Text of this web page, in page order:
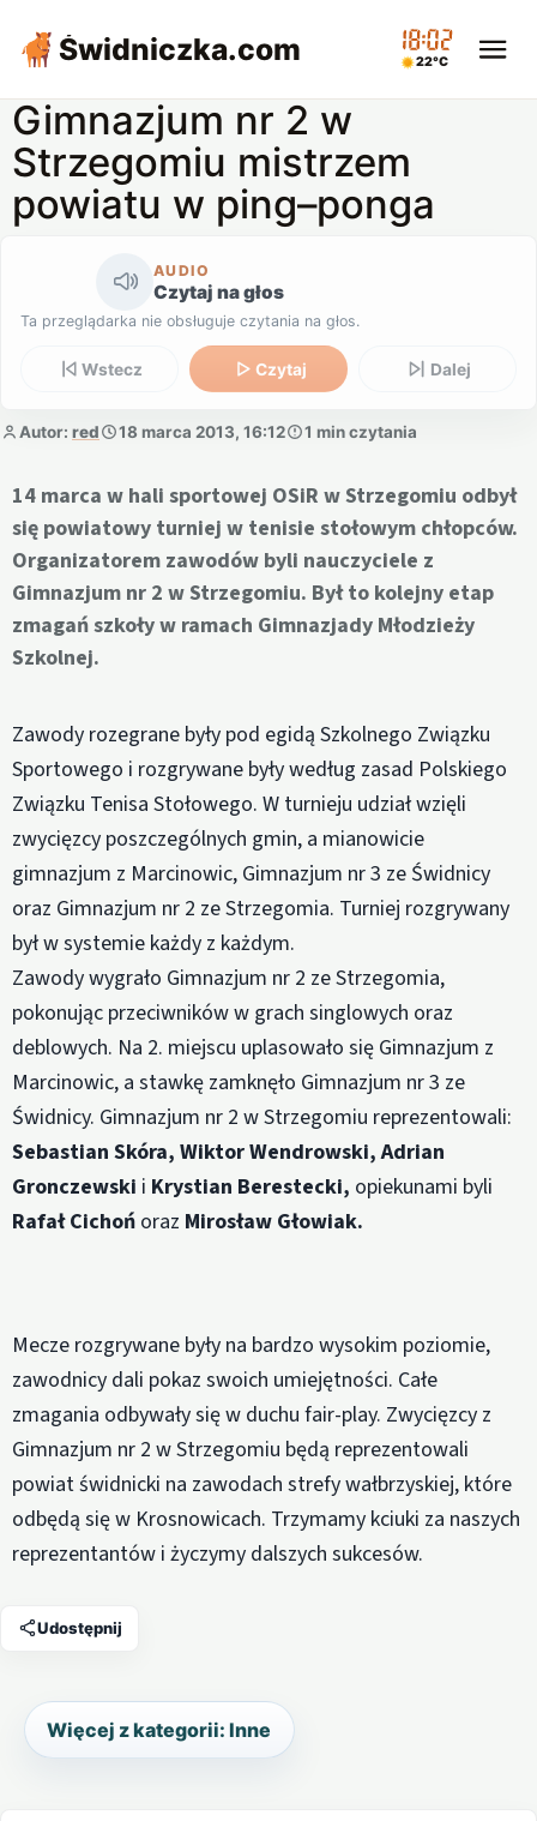
Świdniczka.com 18:02
22°C
Gimnazjum nr 2 w
Strzegomiu mistrzem
powiatu w ping–ponga
AUDIO
Czytaj na głos
Ta przeglądarka nie obsługuje czytania na głos.
Wstecz Czytaj Dalej
Autor: red 18 marca 2013, 16:12 1 min czytania
14 marca w hali sportowej OSiR w Strzegomiu odbył
się powiatowy turniej w tenisie stołowym chłopców.
Organizatorem zawodów byli nauczyciele z
Gimnazjum nr 2 w Strzegomiu. Był to kolejny etap
zmagań szkoły w ramach Gimnazjady Młodzieży
Szkolnej.
Zawody rozegrane były pod egidą Szkolnego Związku
Sportowego i rozgrywane były według zasad Polskiego
Związku Tenisa Stołowego. W turnieju udział wzięli
zwycięzcy poszczególnych gmin, a mianowicie
gimnazjum z Marcinowic, Gimnazjum nr 3 ze Świdnicy
oraz Gimnazjum nr 2 ze Strzegomia. Turniej rozgrywany
był w systemie każdy z każdym.
Zawody wygrało Gimnazjum nr 2 ze Strzegomia,
pokonując przeciwników w grach singlowych oraz
deblowych. Na 2. miejscu uplasowało się Gimnazjum z
Marcinowic, a stawkę zamknęło Gimnazjum nr 3 ze
Świdnicy. Gimnazjum nr 2 w Strzegomiu reprezentowali:
Sebastian Skóra, Wiktor Wendrowski, Adrian
Gronczewski i Krystian Berestecki, opiekunami byli
Rafał Cichoń oraz Mirosław Głowiak.
Mecze rozgrywane były na bardzo wysokim poziomie,
zawodnicy dali pokaz swoich umiejętności. Całe
zmagania odbywały się w duchu fair-play. Zwycięzcy z
Gimnazjum nr 2 w Strzegomiu będą reprezentowali
powiat świdnicki na zawodach strefy wałbrzyskiej, które
odbędą się w Krosnowicach. Trzymamy kciuki za naszych
reprezentantów i życzymy dalszych sukcesów.
Udostępnij
Więcej z kategorii: Inne